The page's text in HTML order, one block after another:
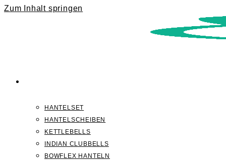
Zum Inhalt springen
HANTELSET
HANTELSCHEIBEN
KETTLEBELLS
INDIAN CLUBBELLS
BOWFLEX HANTELN